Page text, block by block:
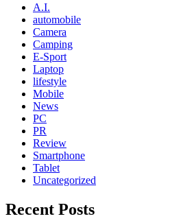
A.I.
automobile
Camera
Camping
E-Sport
Laptop
lifestyle
Mobile
News
PC
PR
Review
Smartphone
Tablet
Uncategorized
Recent Posts